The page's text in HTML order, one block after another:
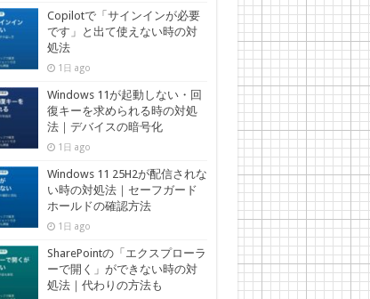
Copilotで「サインインが必要
です」と出て使えない時の対
処法
1日 ago
Windows 11が起動しない・回
復キーを求められる時の対処
法｜デバイスの暗号化
1日 ago
Windows 11 25H2が配信されな
い時の対処法｜セーフガード
ホールドの確認方法
1日 ago
SharePointの「エクスプローラ
ーで開く」ができない時の対
処法｜代わりの方法も